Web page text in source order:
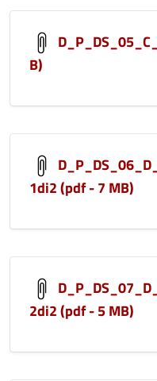
B)
1di2 (pdf - 7 MB)
2di2 (pdf - 5 MB)